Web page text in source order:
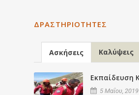
ΔΡΑΣΤΗΡΙΌΤΗΤΕΣ
Ασκήσεις Καλύψεις
Εκπαίδευση
5 Μαΐου, 2019